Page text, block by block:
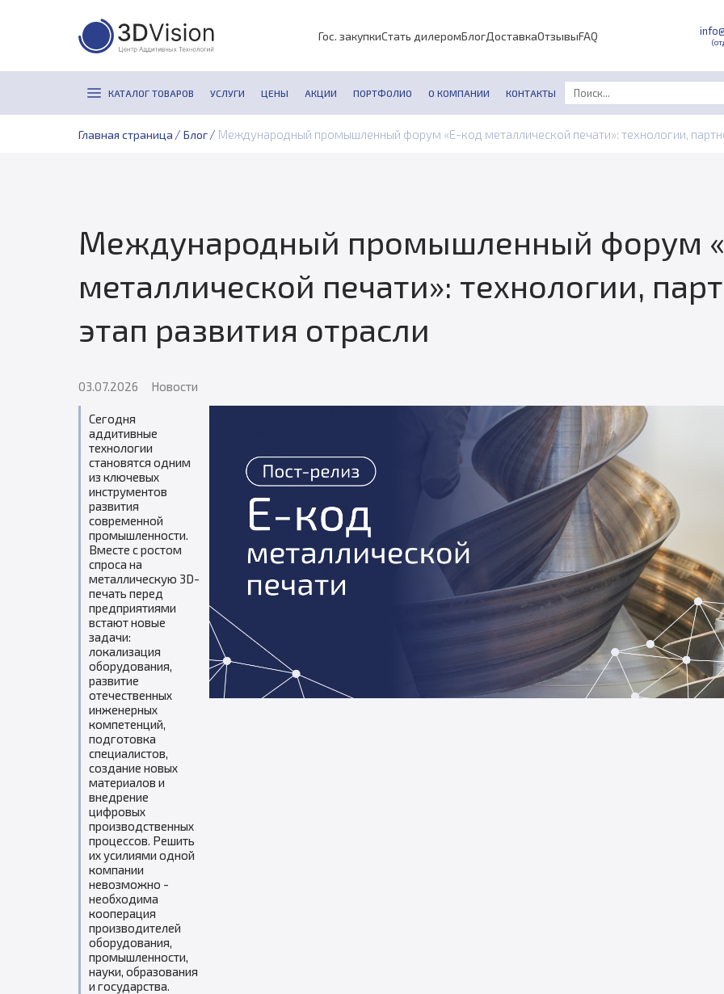
Гос. закупкиСтать дилеромБлогДоставкаОтзывыFAQ
КАТАЛОГ ТОВАРОВ УСЛУГИ ЦЕНЫ АКЦИИ ПОРТФОЛИО О КОМПАНИИ КОНТАКТЫ
Главная страница / Блог / Международный промышленный форум «Е-код металлической печати»: технологии,
Международный промышленный форум
металлической печати»: технологии,
этап развития отрасли
03.07.2026 Новости
Сегодня
аддитивные
технологии
становятся одним
из ключевых
инструментов
развития
современной
промышленности.
Вместе с ростом
спроса на
металлическую 3D-
печать перед
предприятиями
встают новые
задачи:
локализация
оборудования,
развитие
отечественных
инженерных
компетенций,
подготовка
специалистов,
создание новых
материалов и
внедрение
цифровых
производственных
процессов. Решить
их усилиями одной
компании
невозможно -
необходима
кооперация
производителей
оборудования,
промышленности,
науки, образования
и государства.